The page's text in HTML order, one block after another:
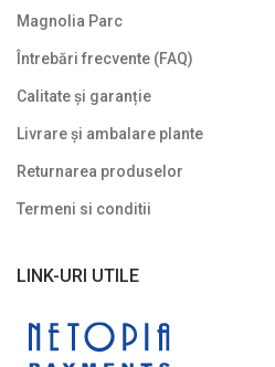
Plante agățătoare
Plante columnare
Plante cu bobițe
Plante cu flori
Plante cu frunze albastre/ argintii
Plante cu frunze în două culori
Plante cu frunze verzi
Magnolia Parc
Întrebări frecvente (FAQ)
Calitate și garanție
Livrare și ambalare plante
Returnarea produselor
Termeni si conditii
LINK-URI UTILE